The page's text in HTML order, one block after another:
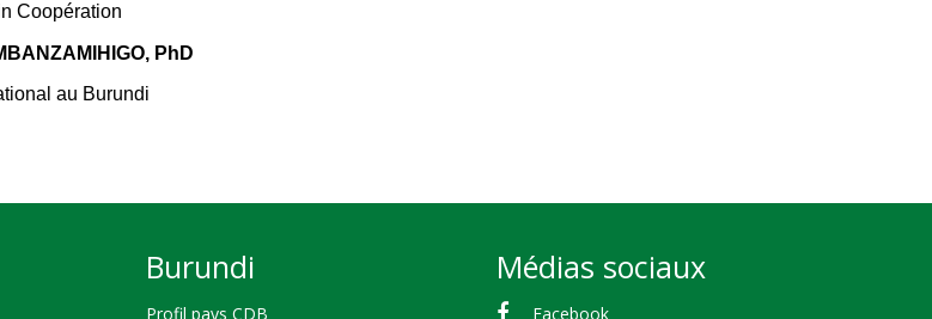
Coopération
PhD
au Burundi
Burundi
Profil pays CDB
Médias sociaux
Facebook